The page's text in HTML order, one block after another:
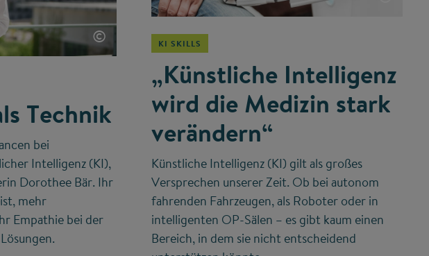
©
Technik
bei
Intelligenz (KI),
Dorothee Bär. Ihr
mehr
Empathie bei der
KI SKILLS
„Künstliche Intelligenz
wird die Medizin stark
verändern“
Künstliche Intelligenz (KI) gilt als großes
Versprechen unserer Zeit. Ob bei autonom
fahrenden Fahrzeugen, als Roboter oder in
intelligenten OP-Sälen – es gibt kaum einen
Bereich, in dem sie nicht entscheidend